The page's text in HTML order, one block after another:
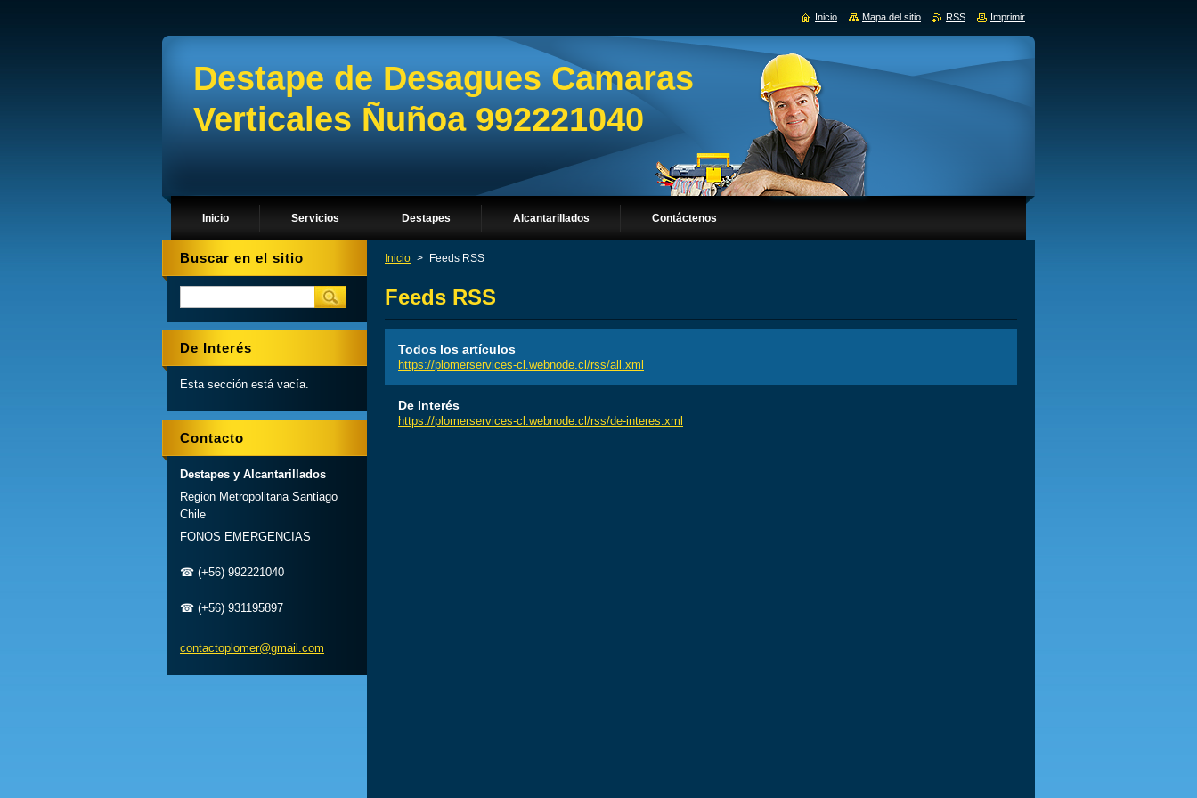
Destape de Desagues Camaras
Verticales Ñuñoa 992221040
Inicio Servicios Destapes Alcantarillados Contáctenos
Inicio > Feeds RSS
Feeds RSS
Todos los artículos
https://plomerservices-cl.webnode.cl/rss/all.xml
De Interés
https://plomerservices-cl.webnode.cl/rss/de-interes.xml
Buscar en el sitio
De Interés
Esta sección está vacía.
Contacto
Destapes y Alcantarillados
Region Metropolitana Santiago
Chile
FONOS EMERGENCIAS
☎ (+56) 992221040
☎ (+56) 931195897
contactoplomer@gmail.com
Inicio Mapa del sitio RSS Imprimir